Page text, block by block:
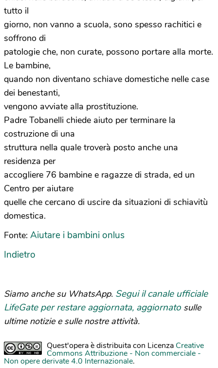
tutto il
giorno, non vanno a scuola, sono spesso rachitici e
soffrono di
patologie che, non curate, possono portare alla morte.
Le bambine,
quando non diventano schiave domestiche nelle case
dei benestanti,
vengono avviate alla prostituzione.
Padre Tobanelli chiede aiuto per terminare la
costruzione di una
struttura nella quale troverà posto anche una
residenza per
accogliere 76 bambine e ragazze di strada, ed un
Centro per aiutare
quelle che cercano di uscire da situazioni di schiavitù
domestica.
Fonte: Aiutare i bambini onlus
Indietro
Siamo anche su WhatsApp. Segui il canale ufficiale
LifeGate per restare aggiornata, aggiornato sulle
ultime notizie e sulle nostre attività.
Quest'opera è distribuita con Licenza Creative
Commons Attribuzione - Non commerciale -
Non opere derivate 4.0 Internazionale.